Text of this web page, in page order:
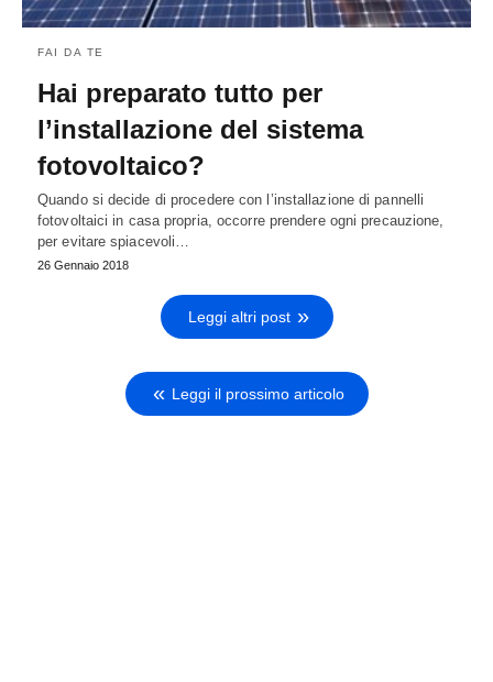
FAI DA TE
Hai preparato tutto per
l’installazione del sistema
fotovoltaico?
Quando si decide di procedere con l’installazione di pannelli
fotovoltaici in casa propria, occorre prendere ogni precauzione,
per evitare spiacevoli…
26 Gennaio 2018
Leggi altri post
Leggi il prossimo articolo